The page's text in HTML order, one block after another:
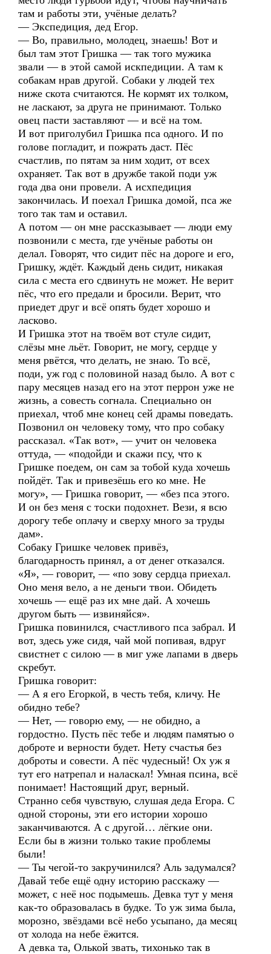
там и работы эти, учёные делать?
— Экспедиция, дед Егор.
— Во, правильно, молодец, знаешь! Вот и
был там этот Гришка — так того мужика
звали — в этой самой искпедиции. А там к
собакам нрав другой. Собаки у людей тех
ниже скота считаются. Не кормят их толком,
не ласкают, за друга не принимают. Только
овец пасти заставляют — и всё на том.
И вот приголубил Гришка пса одного. И по
голове погладит, и пожрать даст. Пёс
счастлив, по пятам за ним ходит, от всех
охраняет. Так вот в дружбе такой поди уж
года два они провели. А исхпедиция
закончилась. И поехал Гришка домой, пса же
того так там и оставил.
А потом — он мне рассказывает — люди ему
позвонили с места, где учёные работы он
делал. Говорят, что сидит пёс на дороге и его,
Гришку, ждёт. Каждый день сидит, никакая
сила с места его сдвинуть не может. Не верит
пёс, что его предали и бросили. Верит, что
приедет друг и всё опять будет хорошо и
ласково.
И Гришка этот на твоём вот стуле сидит,
слёзы мне льёт. Говорит, не могу, сердце у
меня рвётся, что делать, не знаю. То всё,
поди, уж год с половиной назад было. А вот с
пару месяцев назад его на этот перрон уже не
жизнь, а совесть согнала. Специально он
приехал, чтоб мне конец сей драмы поведать.
Позвонил он человеку тому, что про собаку
рассказал. «Так вот», — учит он человека
оттуда, — «подойди и скажи псу, что к
Гришке поедем, он сам за тобой куда хочешь
пойдёт. Так и привезёшь его ко мне. Не
могу», — Гришка говорит, — «без пса этого.
И он без меня с тоски подохнет. Вези, я всю
дорогу тебе оплачу и сверху много за труды
дам».
Собаку Гришке человек привёз,
благодарность принял, а от денег отказался.
«Я», — говорит, — «по зову сердца приехал.
Оно меня вело, а не деньги твои. Обидеть
хочешь — ещё раз их мне дай. А хочешь
другом быть — извиняйся».
Гришка повинился, счастливого пса забрал. И
вот, здесь уже сидя, чай мой попивая, вдруг
свистнет с силою — в миг уже лапами в дверь
скребут.
Гришка говорит:
— А я его Егоркой, в честь тебя, кличу. Не
обидно тебе?
— Нет, — говорю ему, — не обидно, а
гордостно. Пусть пёс тебе и людям памятью о
доброте и верности будет. Нету счастья без
доброты и совести. А пёс чудесный! Ох уж я
тут его натрепал и наласкал! Умная псина, всё
понимает! Настоящий друг, верный.
Странно себя чувствую, слушая деда Егора. С
одной стороны, эти его истории хорошо
заканчиваются. А с другой… лёгкие они.
Если бы в жизни только такие проблемы
были!
— Ты чегой-то закручинился? Аль задумался?
Давай тебе ещё одну историю расскажу —
может, с неё нос подымешь. Девка тут у меня
как-то образовалась в будке. То уж зима была,
морозно, звёздами всё небо усыпано, да месяц
от холода на небе ёжится.
А девка та, Олькой звать, тихонько так в